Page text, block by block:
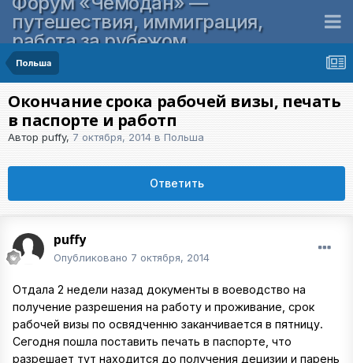
путешествия, иммиграция,
работа за рубежом
Польша
Окончание срока рабочей визы, печать
в паспорте и работп
Автор puffy, 7 октября, 2014 в Польша
Ответить
puffy
Опубликовано 7 октября, 2014
Отдала 2 недели назад документы в воеводство на
получение разрешения на работу и проживание, срок
рабочей визы по освядченню заканчивается в пятницу.
Сегодня пошла поставить печать в паспорте, что
разрешает тут находится до получения децизии и парень